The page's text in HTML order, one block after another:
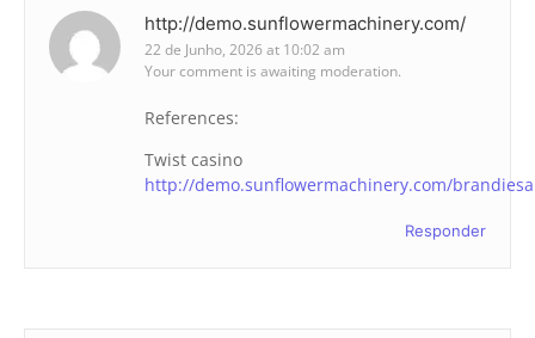
http://demo.sunflowermachinery.com/
22 de Junho, 2026 at 10:02 am
Your comment is awaiting moderation.
References:
Twist casino
http://demo.sunflowermachinery.com/
Responder